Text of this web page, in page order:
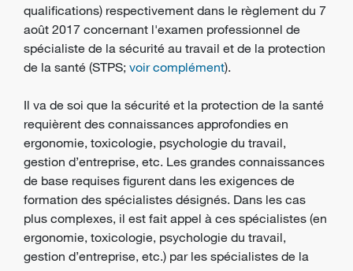
qualifications) respectivement dans le règlement du 7
août 2017 concernant l'examen professionnel de
spécialiste de la sécurité au travail et de la protection
de la santé (STPS; voir complément).
Il va de soi que la sécurité et la protection de la santé
requièrent des connaissances approfondies en
ergonomie, toxicologie, psychologie du travail,
gestion d’entreprise, etc. Les grandes connaissances
de base requises figurent dans les exigences de
formation des spécialistes désignés. Dans les cas
plus complexes, il est fait appel à ces spécialistes (en
ergonomie, toxicologie, psychologie du travail,
gestion d’entreprise, etc.) par les spécialistes de la